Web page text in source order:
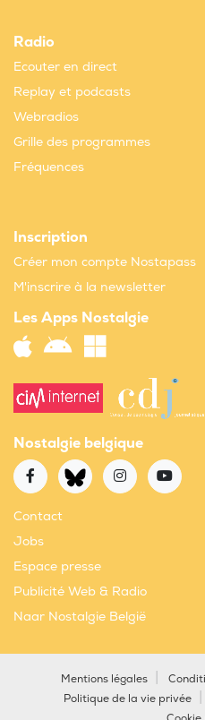
Radio
Ecouter en direct
Replay et podcasts
Webradios
Grille des programmes
Fréquences
Inscription
Créer mon compte Nostapass
M'inscrire à la newsletter
Les Apps Nostalgie
Nostalgie belgique
Contact
Jobs
Espace presse
Publicité Web & Radio
Naar Nostalgie België
Mentions légales
Politique de la vie privée